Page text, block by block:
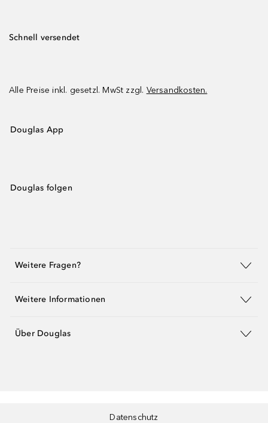
Schnell versendet
Alle Preise inkl. gesetzl. MwSt zzgl. Versandkosten.
Douglas App
Douglas folgen
Weitere Fragen?
Weitere Informationen
Über Douglas
Datenschutz